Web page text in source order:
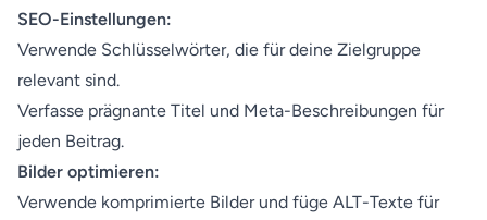
SEO-Einstellungen:
Verwende Schlüsselwörter, die für deine Zielgruppe
relevant sind.
Verfasse prägnante Titel und Meta-Beschreibungen für
jeden Beitrag.
Bilder optimieren:
Verwende komprimierte Bilder und füge ALT-Texte für